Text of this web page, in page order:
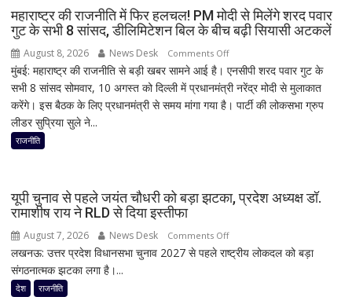
घंटे
रुकी
महाराष्ट्र की राजनीति में फिर हलचल! PM मोदी से मिलेंगे शरद पवार
गुट के सभी 8 सांसद, डीलिमिटेशन बिल के बीच बढ़ी सियासी अटकलें
August 8, 2026 News Desk Comments Offon
महाराष्ट्र
की
राजनीति
से
पवार
मुंबई: महाराष्ट्र की राजनीति से बड़ी खबर सामने आई है। एनसीपी शरद पवार गुट के
सभी 8 सांसद सोमवार, 10 अगस्त को दिल्ली में प्रधानमंत्री नरेंद्र मोदी से मुलाकात
करेंगे। इस बैठक के लिए प्रधानमंत्री से समय मांगा गया है। पार्टी की लोकसभा ग्रुप
लीडर सुप्रिया सुले ने...
राजनीति
यूपी चुनाव से पहले जयंत चौधरी को बड़ा झटका, प्रदेश अध्यक्ष डॉ.
रामाशीष राय ने RLD से दिया इस्तीफा
August 7, 2026 News Desk Comments Offon
यूपी
लखनऊ: उत्तर प्रदेश विधानसभा चुनाव 2027 से पहले राष्ट्रीय लोकदल को बड़ा
संगठनात्मक झटका लगा है।...
देश राजनीति